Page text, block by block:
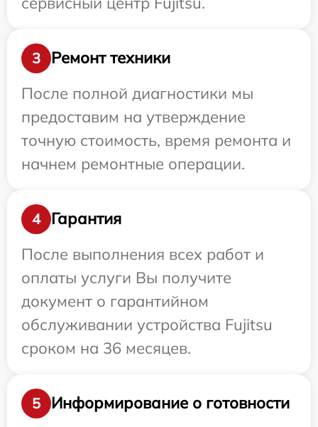
3
Ремонт техники
После полной диагностики мы
предоставим на утверждение
точную стоимость, время ремонта и
начнем ремонтные операции.
4
Гарантия
После выполнения всех работ и
оплаты услуги Вы получите
документ о гарантийном
обслуживании устройства Fujitsu
сроком на 36 месяцев.
5
Информирование о готовности